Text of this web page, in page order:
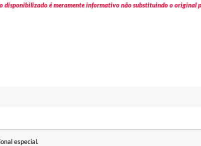
disponibilizado é meramente informativo não substituindo o original
especial.